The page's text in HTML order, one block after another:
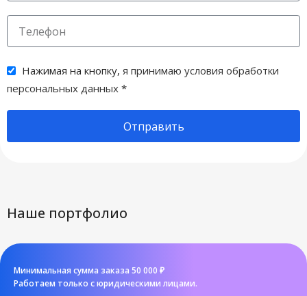
Нажимая на кнопку, я принимаю условия обработки
персональных данных *
Отправить
Наше портфолио
Минимальная сумма заказа 50 000 ₽
Работаем только с юридическими лицами.